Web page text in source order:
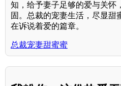
知，给予妻子足够的爱与关怀
固。总裁的宠妻生活，尽显甜
在诉说着爱的篇章。
总裁宠妻甜蜜蜜